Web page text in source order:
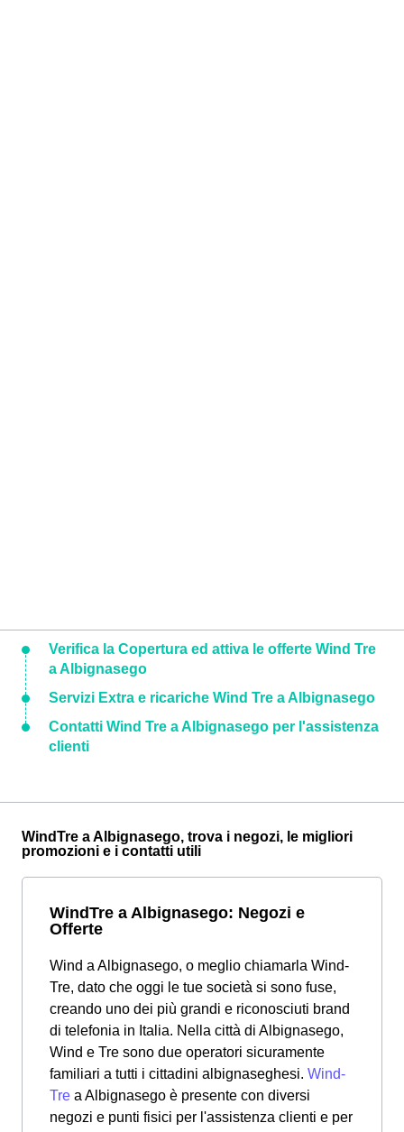
Verifica la Copertura ed attiva le offerte Wind Tre
a Albignasego
Servizi Extra e ricariche Wind Tre a Albignasego
Contatti Wind Tre a Albignasego per l'assistenza
clienti
WindTre a Albignasego, trova i negozi, le migliori
promozioni e i contatti utili
WindTre a Albignasego: Negozi e
Offerte
Wind a Albignasego, o meglio chiamarla Wind-
Tre, dato che oggi le tue società si sono fuse,
creando uno dei più grandi e riconosciuti brand
di telefonia in Italia. Nella città di Albignasego,
Wind e Tre sono due operatori sicuramente
familiari a tutti i cittadini albignaseghesi. Wind-
Tre a Albignasego è presente con diversi
negozi e punti fisici per l'assistenza clienti e per